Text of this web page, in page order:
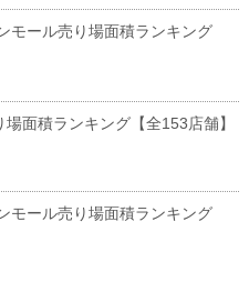
モール売り場面積ランキング
面積ランキング【全153店舗】
モール売り場面積ランキング